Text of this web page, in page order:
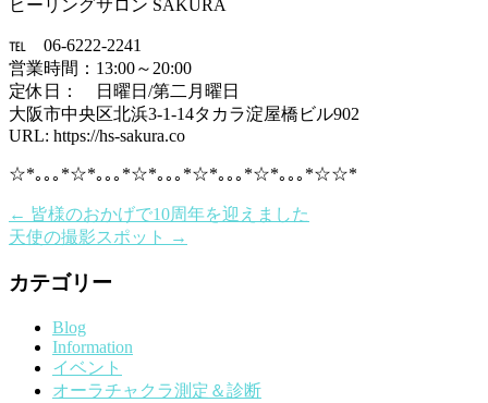
ヒーリングサロン SAKURA
℡ 06-6222-2241
営業時間：13:00～20:00
定休日： 日曜日/第二月曜日
大阪市中央区北浜3-1-14タカラ淀屋橋ビル902
URL: https://hs-sakura.co
☆*｡｡｡*☆*｡｡｡*☆*｡｡｡*☆*｡｡｡*☆*｡｡｡*☆☆*
← 皆様のおかげで10周年を迎えました
天使の撮影スポット
→
カテゴリー
Blog
Information
イベント
オーラチャクラ測定＆診断